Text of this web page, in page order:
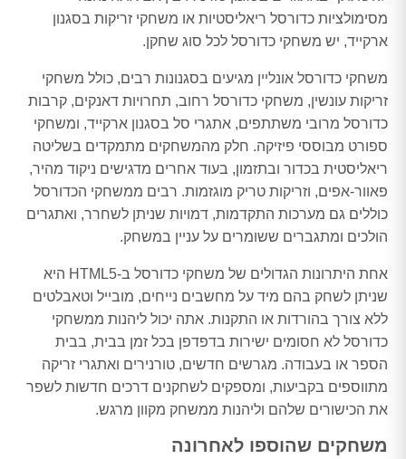
מסימולציות כדורסל ריאליסטיות או משחקי זריקות בסגנון
ארקייד, יש משחקי כדורסל לכל סוג שחקן.
משחקי כדורסל אונליין מגיעים בסגנונות רבים, כולל משחקי
זריקות עונשין, משחקי כדורסל רחוב, תחרויות דאנקים, קרבות
כדורסל מרובי משתתפים, אתגרי סל בסגנון ארקייד, ומשחקי
ספורט מבוססי פיזיקה. חלק מהמשחקים מתמקדים בשליטה
ריאליסטית בכדור ובתזמון, בעוד אחרים מדגישים ניקוד מהיר,
פאוור-אפים, וזריקות טריק מוגזמות. רבים ממשחקי הכדורסל
כוללים גם מערכות התקדמות, דמויות שניתן לשחרר, ואתגרים
הולכים ומתגברים ששומרים על עניין במשחק.
אחת היתרונות הגדולים של משחקי כדורסל ב-HTML5 היא
שניתן לשחק בהם מיד על מחשבים נייחים, מובייל וטאבלטים
ללא צורך בהורדות או התקנות. אתה יכול ליהנות ממשחקי
כדורסל לא חסומים ישירות בדפדפן בכל זמן בבית, בבית
הספר או בעבודה. מגרשים חדשים, טורנירים ואתגרי זריקה
מתווספים בקביעות, ומספקים לשחקנים דרכים חדשות לשפר
את הכישורים שלהם וליהנות ממשחק מקוון מרגש.
משחקים שהוספו לאחרונה